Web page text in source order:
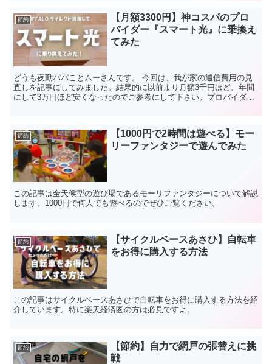
節約
【月額3300円】神コスパのプロ
バイダー『スマート光』に乗換え
てみた
どうも夜勤パパことムーさんです。 今回は、我が家の通信費用の見
直しを記事にしてみました。結果的に以前より月額3千円ほど、年間
にして3万円ほど安くなったのでご参考にして下さい。プロバイダー
節約
【1000円で2時間は遊べる】モー
リーファンタジーで遊んでみた
この記事は全天候型の遊び場であるモーリファンタジーについて解説
します。1000円で何人でも遊べるのでぜひご覧ください。
節約
【サイクルベースあさひ】自転車
をお得に購入する方法
この記事はサイクルベースあさひで自転車をお得に購入する方法を紹
介しています。特に楽天経済圏の方は必見ですよ。
節約
【節約】自力で網戸の張替えに挑
戦